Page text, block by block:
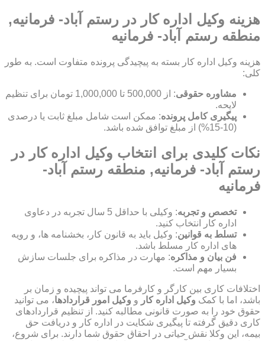
هزینه وکیل اداره کار در رستم آباد- فرمانیه,
منطقه رستم آباد- فرمانیه
هزینه وکیل اداره کار بسته به پیچیدگی پرونده متفاوت است. به طور
کلی:
مشاوره حقوقی
: از 500,000 تا 1,000,000 تومان برای تنظیم
لایحه.
پیگیری کامل پرونده: ممکن است شامل مبلغ ثابت یا درصدی
(10-15%) از مبلغ توافق شده باشد.
نکات کلیدی برای انتخاب وکیل اداره کار در
رستم آباد- فرمانیه, منطقه رستم آباد-
فرمانیه
تخصص و تجربه
: وکیلی با حداقل 5 سال تجربه در دعاوی
اداره کار انتخاب کنید.
تسلط به قوانین: وکیل باید به قانون کار، بخشنامه ها، و رویه
های اداره کار مسلط باشد.
فن بیان و مذاکره: مهارت در مذاکره برای جلسات سازش
بسیار مهم است.
اختلافات کاری بین کارگر و کارفرما می تواند پیچیده و زمان بر
باشد، اما با کمک وکیل اداره کار و وکیل امور قراردادها، می توانید
حقوق خود را به صورت قانونی مطالبه کنید. از تنظیم قراردادهای
کاری دقیق گرفته تا پیگیری شکایت در اداره کار و دریافت حق
بیمه، این وکلا نقش حیاتی در احقاق حقوق شما دارند. برای شروع،